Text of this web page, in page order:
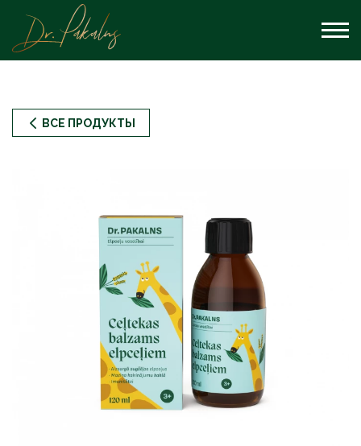
ВСЕ ПРОДУКТЫ